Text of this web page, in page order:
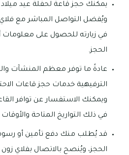
يمكنك حجز قاعة لحفلة عيد
ويُفضل التواصل المباشر مع
في زيارته للحصول على معلومات
الحجز.
عادةً ما توفر معظم المنشآت
الترفيهية خدمات حجز قاعات
ويمكنك الاستفسار عن توافر
في ذلك التواريخ المتاحة
قد يُطلب منك دفع تأمين أو
الحجز، ويُنصح بالاتصال بفلاي